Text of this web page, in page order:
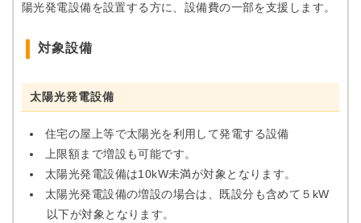
陽光発電設備を設置する方に、設備費の一部を支援します。
対象設備
太陽光発電設備
住宅の屋上等で太陽光を利用して発電する設備
上限額まで増設も可能です。
太陽光発電設備は10kW未満が対象となります。
太陽光発電設備の増設の場合は、既設分も含めて５kW
以下が対象となります。